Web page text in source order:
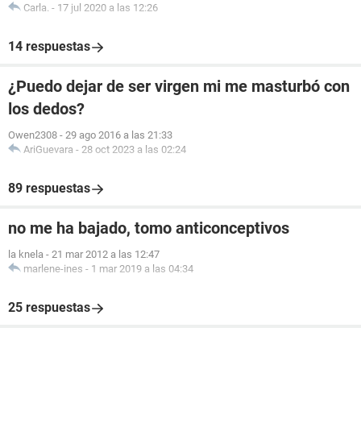
Carla. - 17 jul 2020 a las 12:26
14 respuestas
¿Puedo dejar de ser virgen mi me masturbó con
los dedos?
Owen2308 - 29 ago 2016 a las 21:33
AriGuevara - 28 oct 2023 a las 02:24
89 respuestas
no me ha bajado, tomo anticonceptivos
la knela - 21 mar 2012 a las 12:47
marlene-ines - 1 mar 2019 a las 04:34
25 respuestas